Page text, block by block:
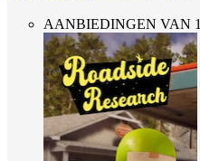
AANBIEDINGEN VAN